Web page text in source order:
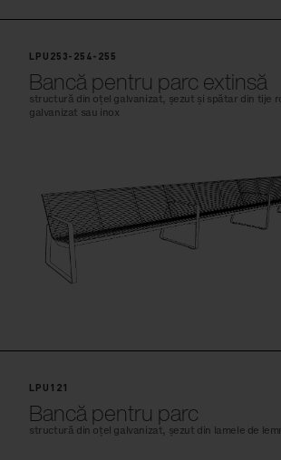
LPU253-254-255
Bancă pentru parc extinsă
structură din oțel galvanizat, șezut și spătar din tije
galvanizat sau inox
LPU121
Bancă pentru parc
structură din oțel galvanizat, șezut din lamele de